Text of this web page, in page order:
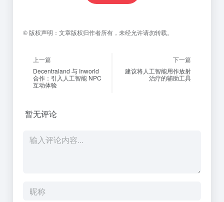
© 版权声明： 文章版权归作者所有，未经允许请勿转载。
上一篇
Decentraland 与 Inworld
合作：引入人工智能 NPC
互动体验
下一篇
建议将人工智能用作放射
治疗的辅助工具
暂无评论